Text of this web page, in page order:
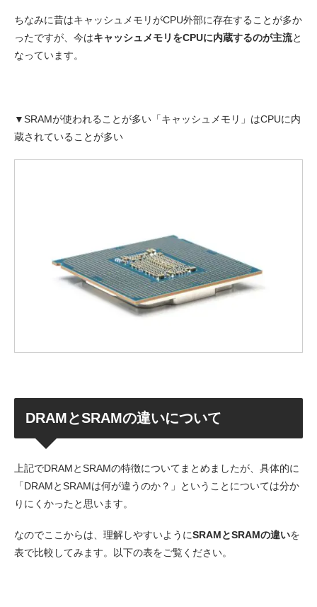
ちなみに昔はキャッシュメモリがCPU外部に存在することが多か
ったですが、今はキャッシュメモリをCPUに内蔵するのが主流と
なっています。
▼SRAMが使われることが多い「キャッシュメモリ」はCPUに内
蔵されていることが多い
DRAMとSRAMの違いについて
上記でDRAMとSRAMの特徴についてまとめましたが、具体的に
「DRAMとSRAMは何が違うのか？」ということについては分か
りにくかったと思います。
なのでここからは、理解しやすいようにSRAMとSRAMの違いを
表で比較してみます。以下の表をご覧ください。